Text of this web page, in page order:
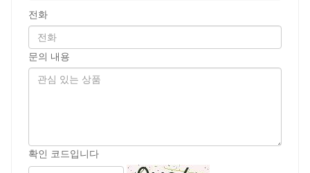
전화
문의 내용
확인 코드입니다